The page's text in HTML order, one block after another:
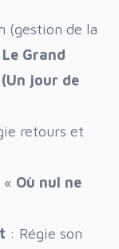
(gestion de la
Le Grand
jour de
retours et
« Où nul ne
: Régie son